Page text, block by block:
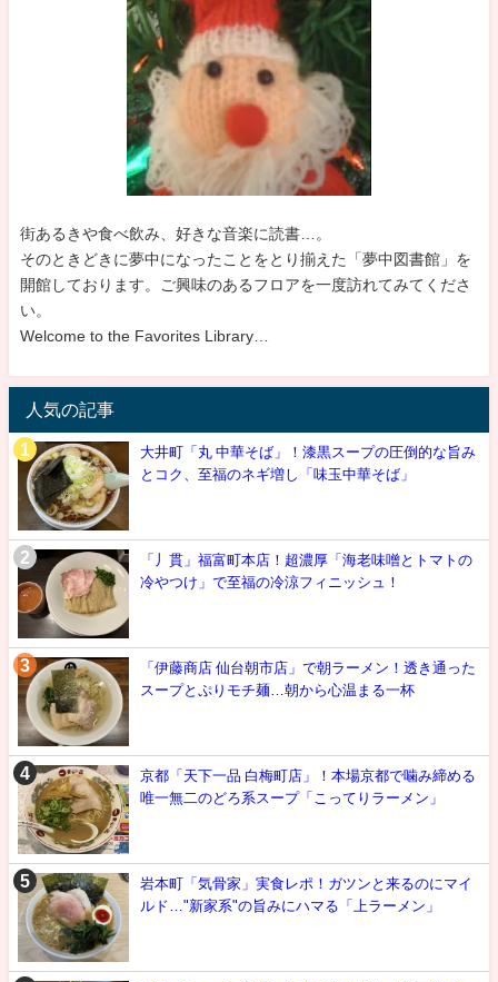
街あるきや食べ飲み、好きな音楽に読書…。
そのときどきに夢中になったことをとり揃えた「夢中図書館」を
開館しております。ご興味のあるフロアを一度訪れてみてくださ
い。
Welcome to the Favorites Library…
人気の記事
大井町「丸 中華そば」！漆黒スープの圧倒的な旨み
とコク、至福のネギ増し「味玉中華そば」
「丿貫」福富町本店！超濃厚「海老味噌とトマトの
冷やつけ」で至福の冷涼フィニッシュ！
「伊藤商店 仙台朝市店」で朝ラーメン！透き通った
スープとぷりモチ麺…朝から心温まる一杯
京都「天下一品 白梅町店」！本場京都で噛み締める
唯一無二のどろ系スープ「こってりラーメン」
岩本町「気骨家」実食レポ！ガツンと来るのにマイ
ルド…"新家系"の旨みにハマる「上ラーメン」